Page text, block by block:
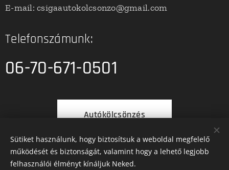
E-mail: csigaautokolcsonzo@gmail.com
Telefonszámunk:
06-70-671-0501
Autókölcsönzés
Sütiket használunk, hogy biztosítsuk a weboldal megfelelő
működését és biztonságát, valamint hogy a lehető legjobb
felhasználói élményt kínáljuk Neked.